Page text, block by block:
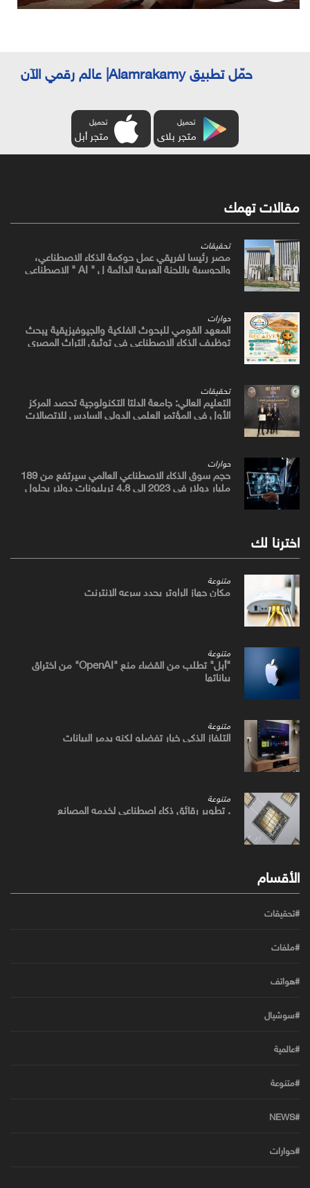
حمّل تطبيق Alamrakamy| عالم رقمي الآن
تحميل
متجر بلاى
تحميل
متجر أبل
مقالات تهمك
تحقيقات
مصر رئيسا لفريقي عمل حوكمة الذكاء الاصطناعي،
والحوسبة باللجنة العربية الدائمة ل " AI " الاصطناعي
حوارات
المعهد القومي للبحوث الفلكية والجيوفيزيقية يبحث
توظيف الذكاء الاصطناعي في توثيق التراث المصري
تحقيقات
التعليم العالي: جامعة الدلتا التكنولوجية تحصد المركز
الأول في المؤتمر العلمي الدولي السادس للاتصالات
حوارات
حجم سوق الذكاء الاصطناعي العالمي سيرتفع من 189
مليار دولار في 2023 إلى 4.8 تريليونات دولار بحلول
اخترنا لك
متنوعة
مكان جهاز الراوتر يحدد سرعه الإنترنت
متنوعة
"أبل" تطلب من القضاء منع "OpenAI" من اختراق
بياناتها
متنوعة
التلفاز الذكي خيار تفضلو لكنه يدمر البيانات
متنوعة
. تطوير رقائق ذكاء اصطناعي لخدمه المصانع
الأقسام
#تحقيقات
#ملفات
#هواتف
#سوشيال
#عالمية
#متنوعة
#NEWS
#حوارات